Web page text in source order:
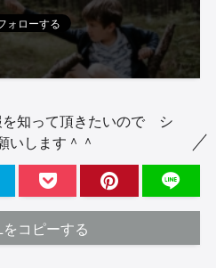
を知って頂きたいので シ
いします＾＾
をコピーする